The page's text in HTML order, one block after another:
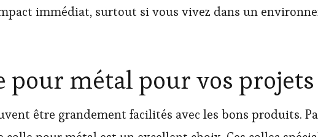
immédiat, surtout si vous vivez dans un
pour métal pour vos
être grandement facilités avec les bons produits.